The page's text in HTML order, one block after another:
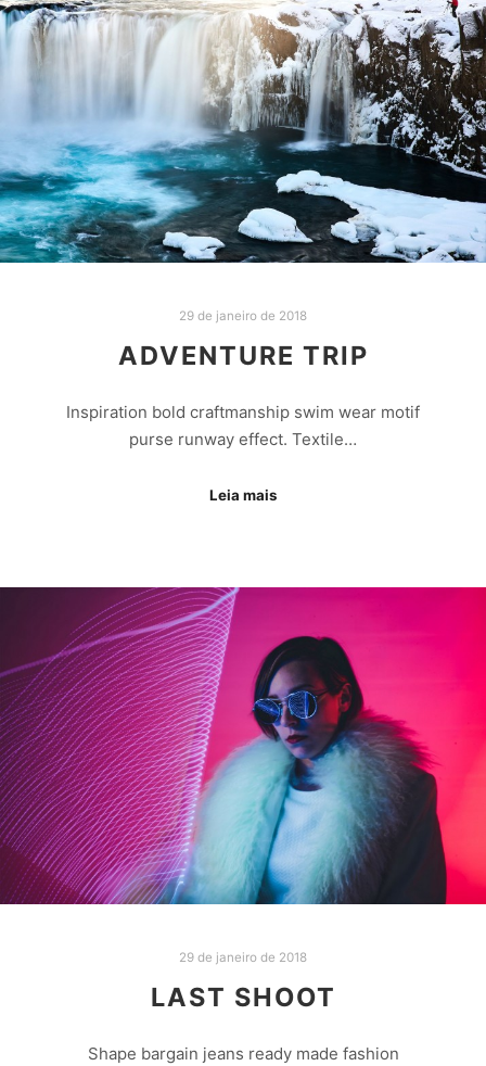
29 de janeiro de 2018
ADVENTURE TRIP
Inspiration bold craftmanship swim wear motif
purse runway effect. Textile…
Leia mais
29 de janeiro de 2018
LAST SHOOT
Shape bargain jeans ready made fashion